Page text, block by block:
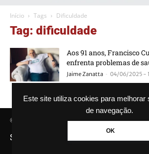
Este site utiliza cookies para melhorar
de navegação.
OK
Início Tags Dificuldade
Tag: dificuldade
Aos 91 anos, Francisco
enfrenta problemas de
Jaime Zanatta - 04/06/2025 -
© Agência GBC. Aqui tem notícia. Todos os direitos
SAIBA MAIS SOBRE A AGÊNCIA